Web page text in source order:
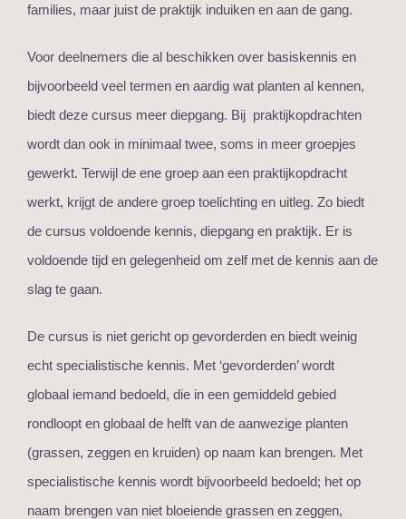
families, maar juist de praktijk induiken en aan de gang.
Voor deelnemers die al beschikken over basiskennis en
bijvoorbeeld veel termen en aardig wat planten al kennen,
biedt deze cursus meer diepgang. Bij praktijkopdrachten
wordt dan ook in minimaal twee, soms in meer groepjes
gewerkt. Terwijl de ene groep aan een praktijkopdracht
werkt, krijgt de andere groep toelichting en uitleg. Zo biedt
de cursus voldoende kennis, diepgang en praktijk. Er is
voldoende tijd en gelegenheid om zelf met de kennis aan de
slag te gaan.
De cursus is niet gericht op gevorderden en biedt weinig
echt specialistische kennis. Met ‘gevorderden’ wordt
globaal iemand bedoeld, die in een gemiddeld gebied
rondloopt en globaal de helft van de aanwezige planten
(grassen, zeggen en kruiden) op naam kan brengen. Met
specialistische kennis wordt bijvoorbeeld bedoeld; het op
naam brengen van niet bloeiende grassen en zeggen,